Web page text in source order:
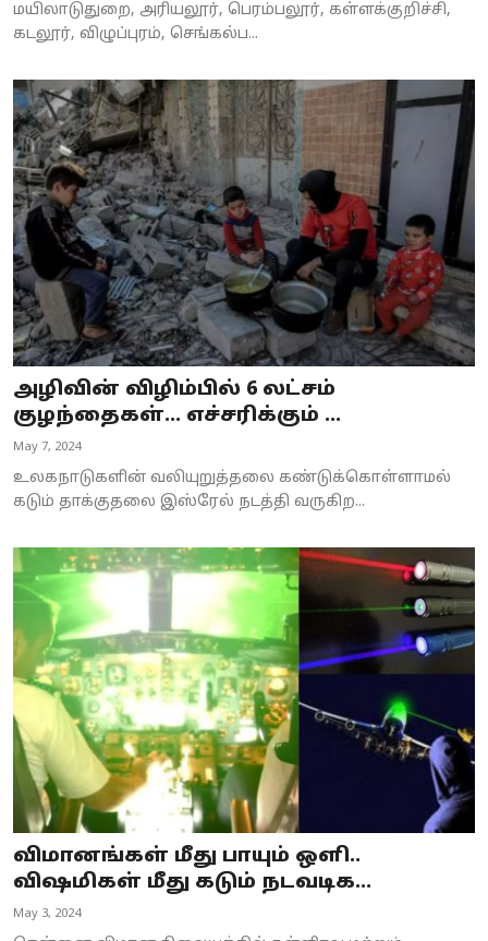
மயிலாடுதுறை, அரியலூர், பெரம்பலூர், கள்ளக்குறிச்சி,
கடலூர், விழுப்புரம், செங்கல்ப...
அழிவின் விழிம்பில் 6 லட்சம்
குழந்தைகள்... எச்சரிக்கும் ...
May 7, 2024
உலகநாடுகளின் வலியுறுத்தலை கண்டுக்கொள்ளாமல்
கடும் தாக்குதலை இஸ்ரேல் நடத்தி வருகிற...
விமானங்கள் மீது பாயும் ஒளி..
விஷமிகள் மீது கடும் நடவடிக...
May 3, 2024